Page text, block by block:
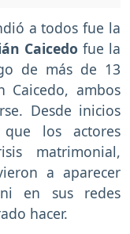
a todos fue la
Caicedo fue la
de más de 13
Caicedo, ambos
Desde inicios
los actores
matrimonial,
a aparecer
en sus redes
hacer.